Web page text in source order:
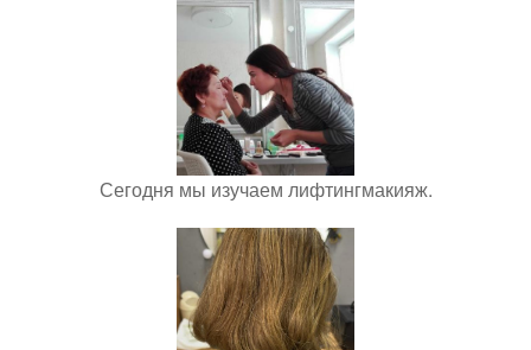
Сегодня мы изучаем лифтингмакияж.